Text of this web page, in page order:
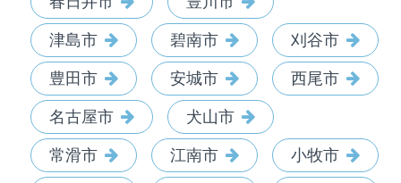
津島市 碧南市 刈谷市
豊田市 安城市 西尾市
名古屋市 犬山市
常滑市 江南市 小牧市